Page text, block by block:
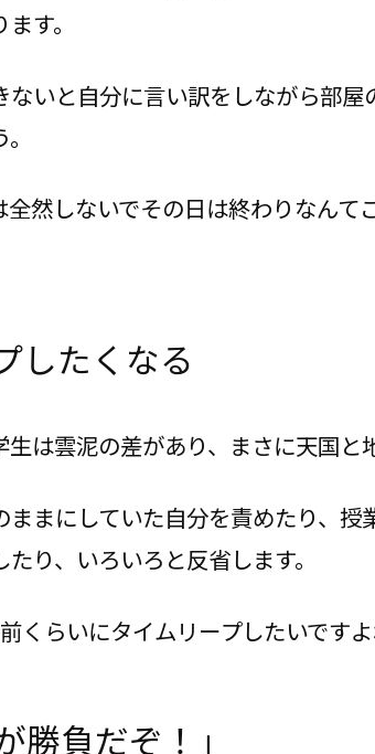
す。
ないと自分に言い訳をしながら部屋
然しないでその日は終わりなんて
したくなる
は雲泥の差があり、まさに天国と
まにしていた自分を責めたり、授
り、いろいろと反省します。
くらいにタイムリープしたいですよ
負だぞ！」